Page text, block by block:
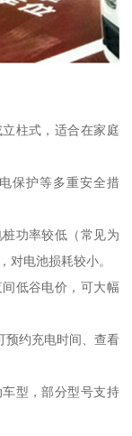
柱式，适合在家庭
保护等多重安全措
功率较低（常见为
对电池损耗较小。
低谷电价，可大幅
预约充电时间、查看
型，部分型号支持